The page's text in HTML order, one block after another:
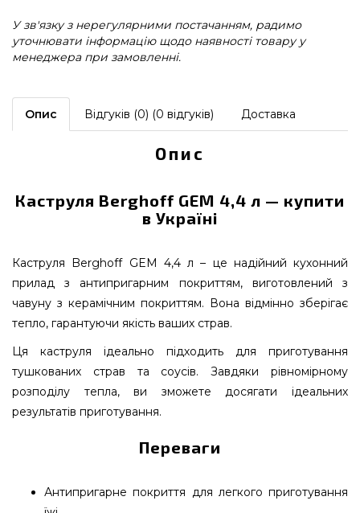
У зв'язку з нерегулярними постачанням, радимо
уточнювати інформацію щодо наявності товару у
менеджера при замовленні.
Опис Відгуків (0) (0 відгуків) Доставка
Опис
Каструля Berghoff GEM 4,4 л — купити
в Україні
Каструля Berghoff GEM 4,4 л – це надійний кухонний
прилад з антипригарним покриттям, виготовлений з
чавуну з керамічним покриттям. Вона відмінно зберігає
тепло, гарантуючи якість ваших страв.
Ця каструля ідеально підходить для приготування
тушкованих страв та соусів. Завдяки рівномірному
розподілу тепла, ви зможете досягати ідеальних
результатів приготування.
Переваги
Антипригарне покриття для легкого приготування